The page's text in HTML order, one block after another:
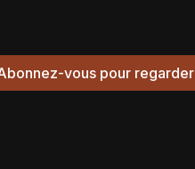
vous pour regarder